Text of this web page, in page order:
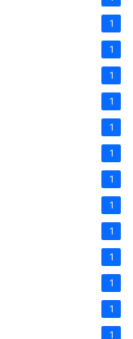
1
1
1
1
1
1
1
1
1
1
1
1
1